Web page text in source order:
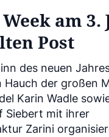
am 3.
Post
des neuen
Hauch der großen
Karin Wadle
Siebert mit ihrer
Zarini